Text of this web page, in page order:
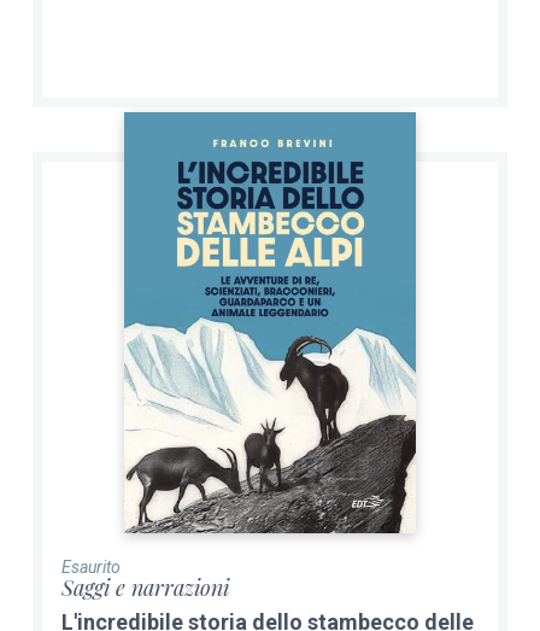
Esaurito
Saggi e narrazioni
L'incredibile storia dello stambecco delle